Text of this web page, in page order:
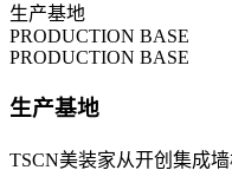
生产基地
PRODUCTION BASE
PRODUCTION BASE
生产基地
TSCN美装家从开创集成墙